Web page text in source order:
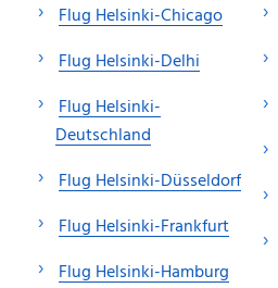
Flug Helsinki-Chicago
Flug Helsinki-Delhi
Flug Helsinki-
Deutschland
Flug Helsinki-Düsseldorf
Flug Helsinki-Frankfurt
Flug Helsinki-Hamburg